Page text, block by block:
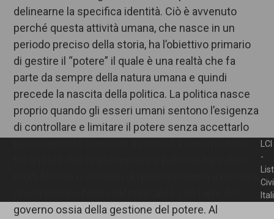
delinearne la specifica identità. Ciò è avvenuto
perché questa attività umana, che nasce in un
periodo preciso della storia, ha l’obiettivo primario
di gestire il “potere” il quale è una realtà che fa
parte da sempre della natura umana e quindi
precede la nascita della politica. La politica nasce
proprio quando gli esseri umani sentono l’esigenza
di controllare e limitare il potere senza accettarlo
governo ossia della gestione del potere. Al
LCI
-